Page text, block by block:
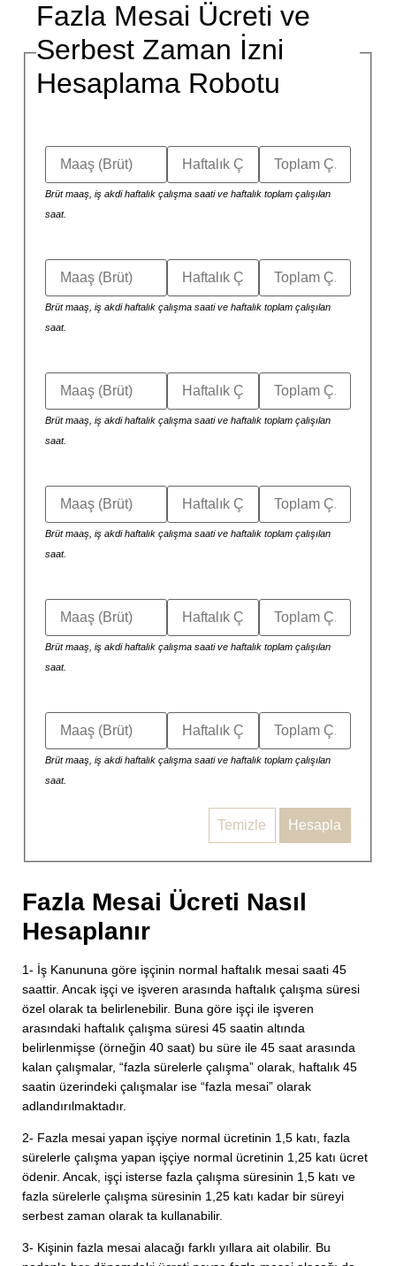
Fazla Mesai Ücreti ve
Serbest Zaman İzni
Hesaplama Robotu
Brüt maaş, iş akdi haftalık çalışma saati ve haftalık toplam çalışılan
saat.
Brüt maaş, iş akdi haftalık çalışma saati ve haftalık toplam çalışılan
saat.
Brüt maaş, iş akdi haftalık çalışma saati ve haftalık toplam çalışılan
saat.
Brüt maaş, iş akdi haftalık çalışma saati ve haftalık toplam çalışılan
saat.
Brüt maaş, iş akdi haftalık çalışma saati ve haftalık toplam çalışılan
saat.
Brüt maaş, iş akdi haftalık çalışma saati ve haftalık toplam çalışılan
saat.
Temizle Hesapla
Fazla Mesai Ücreti Nasıl
Hesaplanır
1- İş Kanununa göre işçinin normal haftalık mesai saati 45
saattir. Ancak işçi ve işveren arasında haftalık çalışma süresi
özel olarak ta belirlenebilir. Buna göre işçi ile işveren
arasındaki haftalık çalışma süresi 45 saatin altında
belirlenmişse (örneğin 40 saat) bu süre ile 45 saat arasında
kalan çalışmalar, “fazla sürelerle çalışma” olarak, haftalık 45
saatin üzerindeki çalışmalar ise “fazla mesai” olarak
adlandırılmaktadır.
2- Fazla mesai yapan işçiye normal ücretinin 1,5 katı, fazla
sürelerle çalışma yapan işçiye normal ücretinin 1,25 katı ücret
ödenir. Ancak, işçi isterse fazla çalışma süresinin 1,5 katı ve
fazla sürelerle çalışma süresinin 1,25 katı kadar bir süreyi
serbest zaman olarak ta kullanabilir.
3- Kişinin fazla mesai alacağı farklı yıllara ait olabilir. Bu